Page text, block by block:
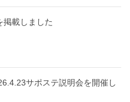
掲載しました
サポステ説明会を開催し